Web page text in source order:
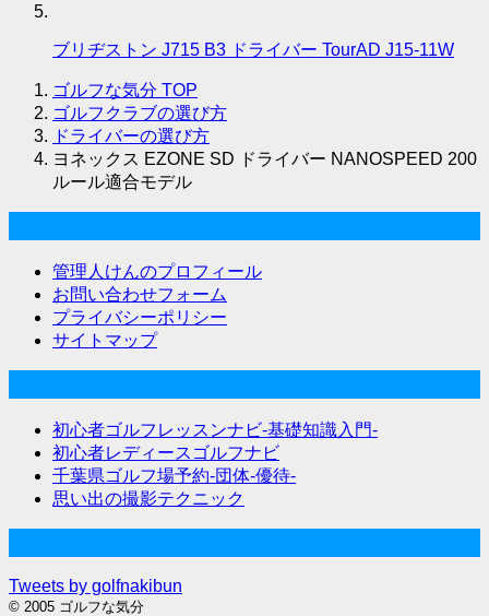
ブリヂストン J715 B3 ドライバー TourAD J15-11W
ゴルフな気分 TOP
ゴルフクラブの選び方
ドライバーの選び方
ヨネックス EZONE SD ドライバー NANOSPEED 200
ルール適合モデル
管理人けんのプロフィール
お問い合わせフォーム
プライバシーポリシー
サイトマップ
初心者ゴルフレッスンナビ-基礎知識入門-
初心者レディースゴルフナビ
千葉県ゴルフ場予約-団体-優待-
思い出の撮影テクニック
Tweets by golfnakibun
© 2005 ゴルフな気分